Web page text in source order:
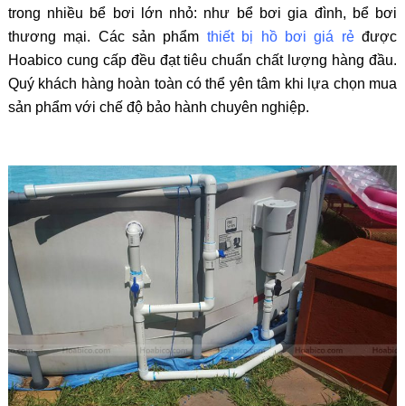
trong nhiều bể bơi lớn nhỏ: như bể bơi gia đình, bể bơi
thương mại. Các sản phẩm thiết bị hồ bơi giá rẻđược
Hoabico cung cấp đều đạt tiêu chuẩn chất lượng hàng đầu.
Quý khách hàng hoàn toàn có thể yên tâm khi lựa chọn mua
sản phẩm với chế độ bảo hành chuyên nghiệp.